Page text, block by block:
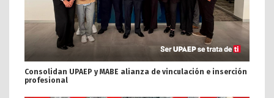
Consolidan UPAEP y MABE alianza de vinculación e inserción
profesional